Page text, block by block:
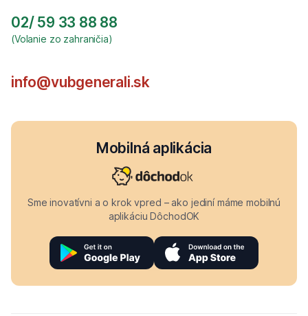
02/ 59 33 88 88
(Volanie zo zahraničia)
info@vubgenerali.sk
Mobilná aplikácia
Sme inovatívni a o krok vpred – ako jediní máme mobilnú
aplikáciu DôchodOK